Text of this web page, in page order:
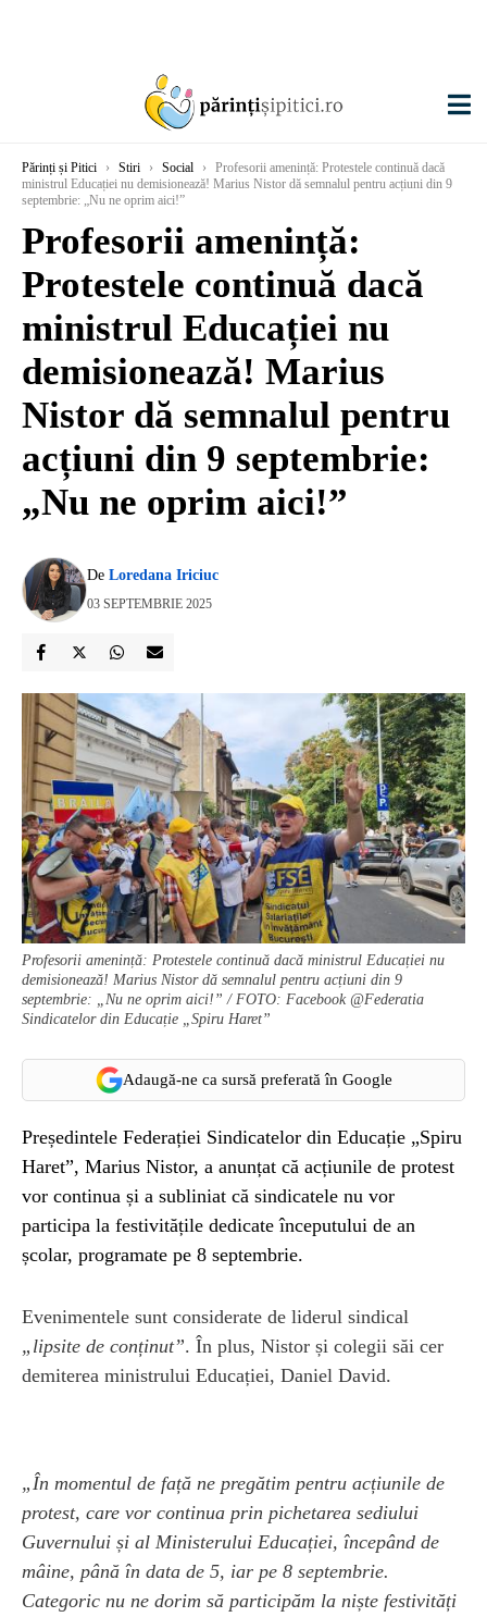
Părinți și Pitici › Stiri › Social ›
Profesorii amenință: Protestele continuă dacă
ministrul Educației nu demisionează! Marius Nistor dă semnalul pentru acțiuni din 9
septembrie: „Nu ne oprim aici!”
Profesorii amenință:
Protestele continuă dacă
ministrul Educației nu
demisionează! Marius
Nistor dă semnalul pentru
acțiuni din 9 septembrie:
„Nu ne oprim aici!”
De Loredana Iriciuc
03 SEPTEMBRIE 2025
Profesorii amenință: Protestele continuă dacă ministrul Educației nu
demisionează! Marius Nistor dă semnalul pentru acțiuni din 9
septembrie: „Nu ne oprim aici!” / FOTO: Facebook @Federatia
Sindicatelor din Educație „Spiru Haret”
Adaugă-ne ca sursă preferată în Google
Președintele Federației Sindicatelor din Educație „Spiru
Haret”, Marius Nistor, a anunțat că acțiunile de protest
vor continua și a subliniat că sindicatele nu vor
participa la festivitățile dedicate începutului de an
școlar, programate pe 8 septembrie.
Evenimentele sunt considerate de liderul sindical
„lipsite de conținut”. În plus, Nistor și colegii săi cer
demiterea ministrului Educației, Daniel David.
„În momentul de față ne pregătim pentru acțiunile de
protest, care vor continua prin pichetarea sediului
Guvernului și al Ministerului Educației, începând de
mâine, până în data de 5, iar pe 8 septembrie.
Categoric nu ne dorim să participăm la niște festivități